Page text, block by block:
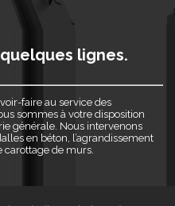
lignes.
faire au service des
sommes à votre disposition
générale. Nous intervenons
en béton, l’agrandissement
carottage de murs.